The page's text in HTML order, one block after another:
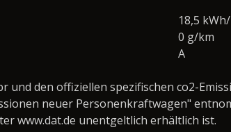
18,5
0 g/km
A
den offiziellen spezifischen co2-
neuer Personenkraftwagen"
www.dat.de unentgeltlich erhältlich ist.